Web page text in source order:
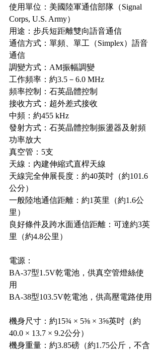
使用單位：美國陸軍通信部隊（Signal
Corps, U.S. Army）
用途：步兵短距離雙向語音通信
通信方式：單頻、單工（Simplex）語音
通信
調變方式：AM振幅調變
工作頻率：約3.5－6.0 MHz
頻率控制：石英晶體控制
接收方式：超外差式接收
中頻：約455 kHz
發射方式：石英晶體控制振盪器及射頻
功率放大
真空管：5支
天線：內建伸縮式直桿天線
天線完全伸展長度：約40英吋（約101.6
公分）
一般陸地通信距離：約1英里（約1.6公
里）
良好條件及跨水面通信距離：可達約3英
里（約4.8公里）
電源：
BA-37型1.5V乾電池，供真空管燈絲使
用
BA-38型103.5V乾電池，供高壓電路使用
機身尺寸：約15¾ × 5⅜ × 3⅝英吋（約
40.0 × 13.7 × 9.2公分）
機身重量：約3.85磅（約1.75公斤，不含